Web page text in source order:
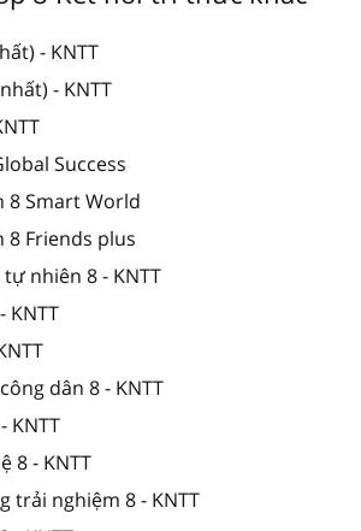
- KNTT
- KNTT
Success
8 Smart World
8 Friends plus
nhiên 8 - KNTT
KNTT
dân 8 - KNTT
KNTT
8 - KNTT
trải nghiệm 8 - KNTT